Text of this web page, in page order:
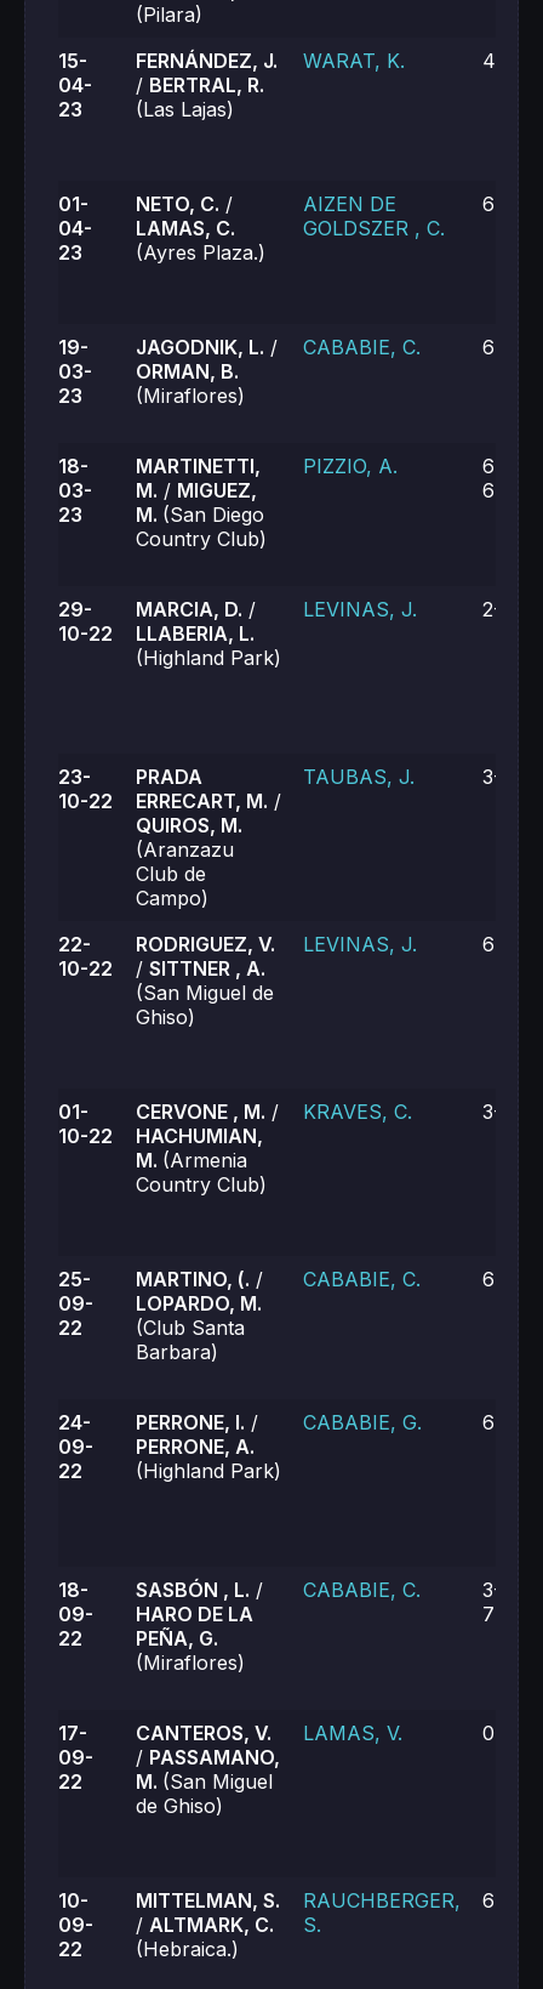
(Pilara)
15-
04-
23
FERNÁNDEZ, J.
/ BERTRAL, R.
(Las Lajas)
WARAT, K. 4-6,
01-
04-
23
NETO, C. /
LAMAS, C.
(Ayres Plaza.)
AIZEN DE
GOLDSZER , C.
6-0,
19-
03-
23
JAGODNIK, L. /
ORMAN, B.
(Miraflores)
CABABIE, C. 6-4,
18-
03-
23
MARTINETTI,
M. / MIGUEZ,
M. (San Diego
Country Club)
PIZZIO, A.
6-4,
6-7
29-
10-22
MARCIA, D. /
LLABERIA, L.
(Highland Park)
LEVINAS, J. 2-6,
23-
10-22
PRADA
ERRECART, M. /
QUIROS, M.
(Aranzazu
Club de
Campo)
TAUBAS, J. 3-6,
22-
10-22
RODRIGUEZ, V.
/ SITTNER , A.
(San Miguel de
Ghiso)
LEVINAS, J. 6-2,
01-
10-22
CERVONE , M. /
HACHUMIAN,
M. (Armenia
Country Club)
KRAVES, C. 3-6,
25-
09-
22
MARTINO, (. /
LOPARDO, M.
(Club Santa
Barbara)
CABABIE, C. 6-0,
24-
09-
22
PERRONE, I. /
PERRONE, A.
(Highland Park)
CABABIE, G. 6-4,
18-
09-
22
SASBÓN , L. /
HARO DE LA
PEÑA, G.
(Miraflores)
CABABIE, C.
3-6,
7-6
17-
09-
22
CANTEROS, V.
/ PASSAMANO,
M. (San Miguel
de Ghiso)
LAMAS, V. 0-6,
10-
09-
22
MITTELMAN, S.
/ ALTMARK, C.
(Hebraica.)
RAUCHBERGER,
S.
6-2,